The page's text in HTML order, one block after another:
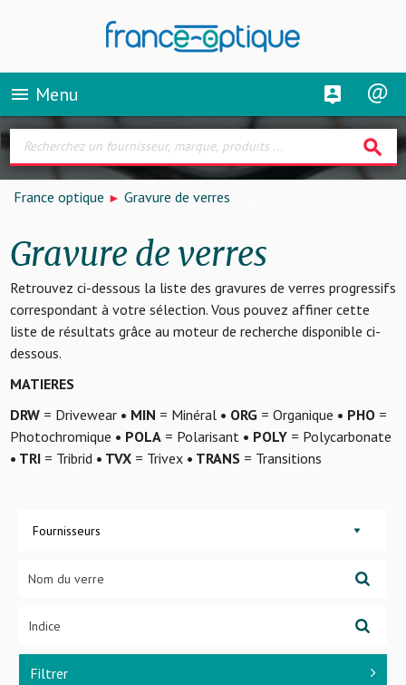
menu Menu
search
France optique Gravure de verres
Gravure de verres
Retrouvez ci-dessous la liste des gravures de verres progressifs
correspondant à votre sélection. Vous pouvez affiner cette
liste de résultats grâce au moteur de recherche disponible ci-
dessous.
MATIERES
DRW= Drivewear • MIN = Minéral • ORG= Organique • PHO=
Photochromique • POLA= Polarisant • POLY= Polycarbonate
• TRI= Tribrid • TVX= Trivex • TRANS= Transitions
Fournisseurs
Filtrer